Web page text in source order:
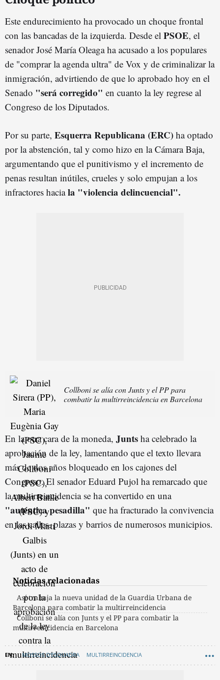
Este endurecimiento ha provocado un choque frontal
con las bancadas de la izquierda. Desde el PSOE, el
senador José María Oleaga ha acusado a los populares
de "comprar la agenda ultra" de Vox y de criminalizar la
inmigración, advirtiendo de que lo aprobado hoy en el
Senado "será corregido" en cuanto la ley regrese al
Congreso de los Diputados.
Por su parte, Esquerra Republicana (ERC) ha optado
por la abstención, tal y como hizo en la Cámara Baja,
argumentando que el punitivismo y el incremento de
penas resultan inútiles, crueles y solo empujan a los
infractores haciala "violencia delincuencial".
Collboni se alía con Junts y el PP para
combatir la multirreincidencia en Barcelona
En la otra cara de la moneda, Junts ha celebrado la
aprobación de la ley, lamentando que el texto llevara
más de dos años bloqueado en los cajones del
Congreso. El senador Eduard Pujol ha remarcado que
la multirreincidencia se ha convertido en una
"auténtica pesadilla" que ha fracturado la convivencia
en las calles, plazas y barrios de numerosos municipios.
Noticias relacionadas
Así trabaja la nueva unidad de la Guardia Urbana de
Barcelona para combatir la multirreincidencia
Collboni se alía con Junts y el PP para combatir la
multirreincidencia en Barcelona
MOSSOS D'ESQUADRA MULTIRREINCIDENCIA